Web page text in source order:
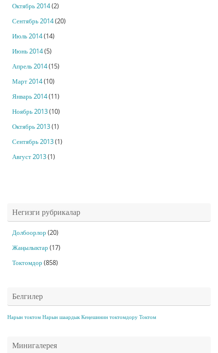
Октябрь 2014(2)
Сентябрь 2014(20)
Июль 2014(14)
Июнь 2014(5)
Апрель 2014(15)
Март 2014(10)
Январь 2014(11)
Ноябрь 2013(10)
Октябрь 2013(1)
Сентябрь 2013(1)
Август 2013(1)
Негизги рубрикалар
Долбоорлор (20)
Жаңылыктар (17)
Токтомдор (858)
Белгилер
Нарын токтом Нарын шаардык Кеңешинин токтомдору Токтом
Минигалерея